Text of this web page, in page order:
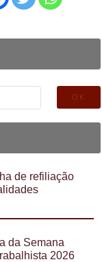
de refiliação
da Semana
2026